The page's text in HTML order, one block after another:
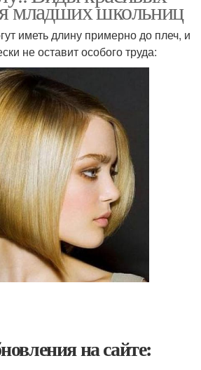
младших школьниц
иметь длину примерно до плеч, и
не оставит особого труда:
на сайте: